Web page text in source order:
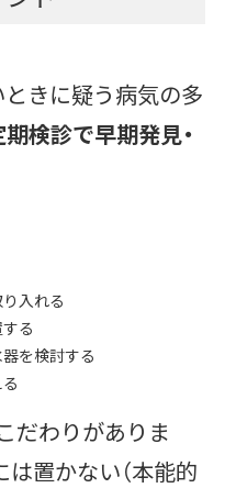
きに疑う病気の多
検診で早期発見・
入れる
る
を検討する
だわりがありま
置かない（本能的